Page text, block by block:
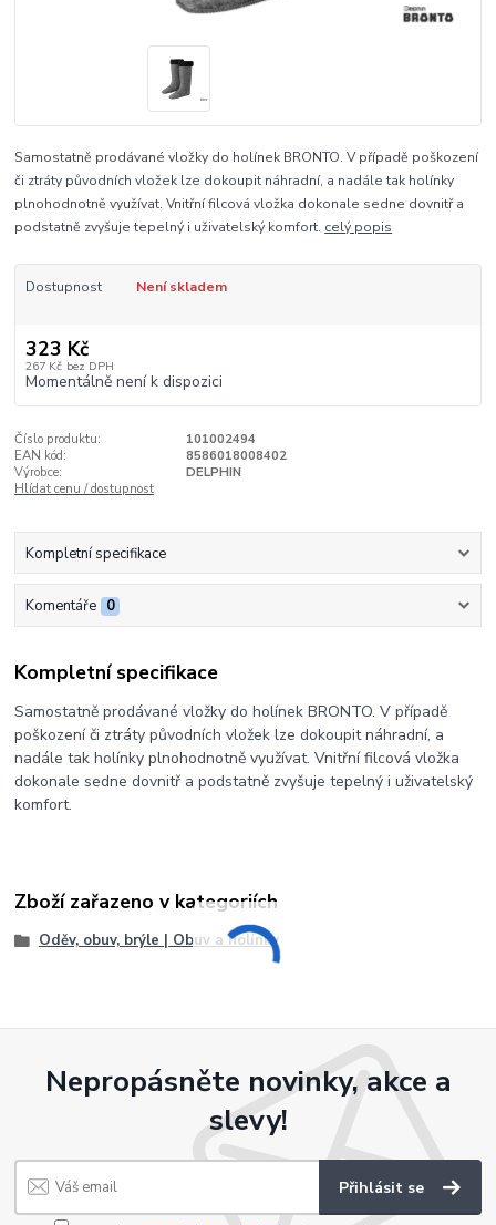
Samostatně prodávané vložky do holínek BRONTO. V případě poškození
či ztráty původních vložek lze dokoupit náhradní, a nadále tak holínky
plnohodnotně využívat. Vnitřní filcová vložka dokonale sedne dovnitř a
podstatně zvyšuje tepelný i uživatelský komfort. celý popis
Dostupnost Není skladem
323 Kč
267 Kč bez DPH
Momentálně není k dispozici
Číslo produktu:
101002494
EAN kód:
8586018008402
Výrobce:
DELPHIN
Hlídat cenu / dostupnost
Kompletní specifikace
Komentáře 0
Kompletní specifikace
Samostatně prodávané vložky do holínek BRONTO. V případě
poškození či ztráty původních vložek lze dokoupit náhradní, a
nadále tak holínky plnohodnotně využívat. Vnitřní filcová vložka
dokonale sedne dovnitř a podstatně zvyšuje tepelný i uživatelský
komfort.
Zboží zařazeno v kategoriích
Oděv, obuv, brýle | Obuv a holínky
Nepropásněte novinky, akce a
slevy!
Přihlásit se